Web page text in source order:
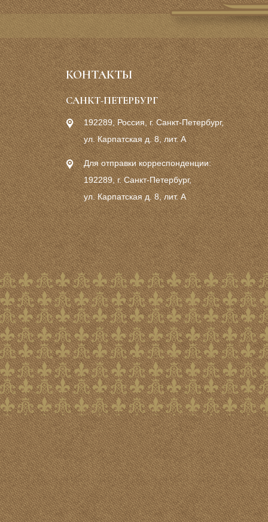
КОНТАКТЫ
САНКТ-ПЕТЕРБУРГ
192289, Россия, г. Санкт-Петербург,
ул. Карпатская д. 8, лит. А
Для отправки корреспонденции:
192289, г. Санкт-Петербург,
ул. Карпатская д. 8, лит. А